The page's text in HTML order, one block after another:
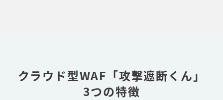
クラウド型WAF「攻撃遮断くん」
3つの特徴